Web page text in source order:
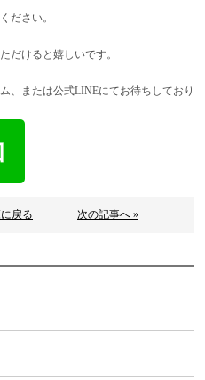
ださい。
だけると嬉しいです。
、または公式LINEにてお待ちしており
戻る 次の記事へ »